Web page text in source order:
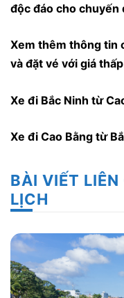
độc đáo cho chuyến
Xem thêm thông tin
và đặt vé với giá
Xe đi Bắc Ninh từ
Xe đi Cao Bằng từ
BÀI VIẾT
LỊCH